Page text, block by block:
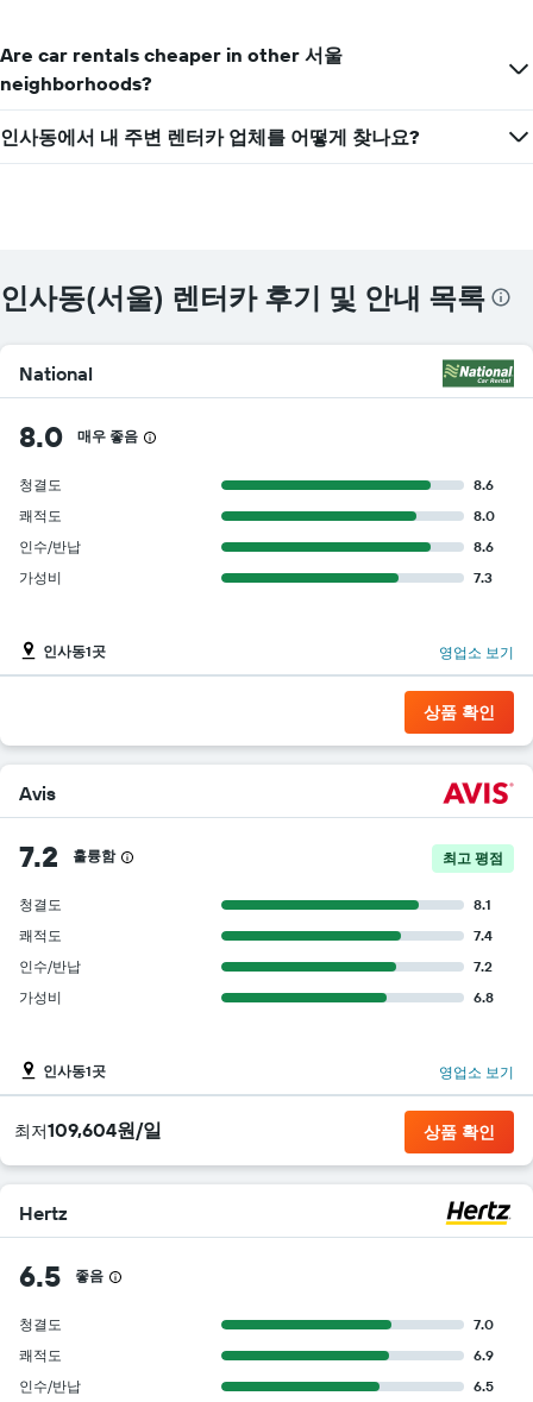
Are car rentals cheaper in other 서울
neighborhoods?
인사동에서 내 주변 렌터카 업체를 어떻게 찾나요?
인사동(서울) 렌터카 후기 및 안내 목록
National
8.0 매우 좋음
청결도
8.6
쾌적도
8.0
인수/반납
8.6
가성비
7.3
인사동1곳 영업소 보기
상품 확인
Avis
7.2 훌륭함 최고 평점
청결도
8.1
쾌적도
7.4
인수/반납
7.2
가성비
6.8
인사동1곳 영업소 보기
​최저109,604원/일 상품 확인
Hertz
6.5 좋음
청결도
7.0
쾌적도
6.9
인수/반납
6.5